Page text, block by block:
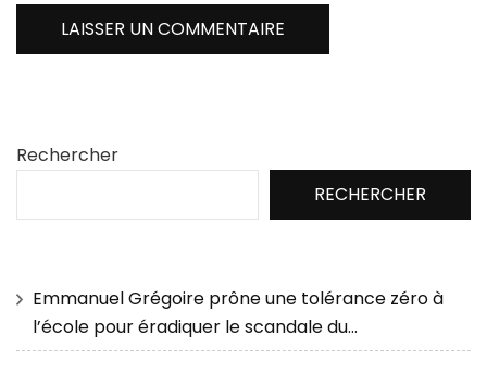
Rechercher
RECHERCHER
Emmanuel Grégoire prône une tolérance zéro à
l’école pour éradiquer le scandale du…